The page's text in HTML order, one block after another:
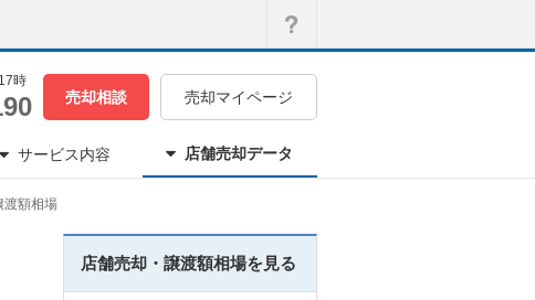
時
売却相談 売却マイページ
サービス内容 店舗売却データ
渡額相場
店舗売却・譲渡額相場を見る